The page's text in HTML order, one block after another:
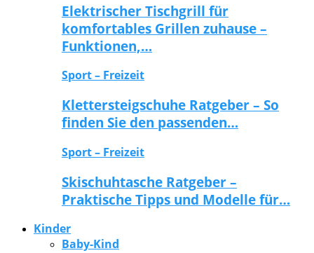
Elektrischer Tischgrill für
komfortables Grillen zuhause –
Funktionen,…
Sport – Freizeit
Klettersteigschuhe Ratgeber – So
finden Sie den passenden…
Sport – Freizeit
Skischuhtasche Ratgeber –
Praktische Tipps und Modelle für…
Kinder
Baby-Kind